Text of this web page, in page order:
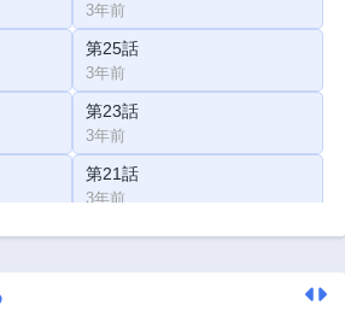
3年前
第25話
3年前
第23話
3年前
第21話
3年前
第19話